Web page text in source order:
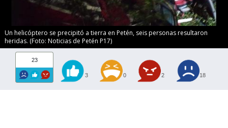
Un helicóptero se precipitó a tierra en Petén, seis personas resultaron
heridas. (Foto: Noticias de Petén P17)
23
3 0 2 18